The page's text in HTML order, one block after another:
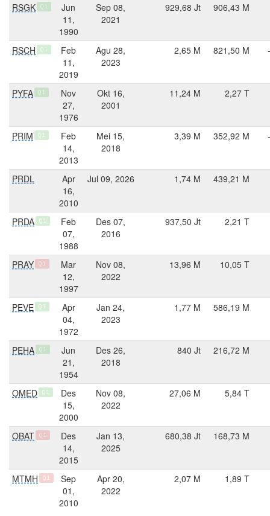
RSGK Q1
Jun
11,
1990
Sep 08,
2021
929,68 Jt 906,43 M
RSCH Q1
Feb
11,
2019
Agu 28,
2023
2,65 M 821,50 M
PYFA Q1
Nov
27,
1976
Okt 16,
2001
11,24 M 2,27 T
PRIM Q1
Feb
14,
2013
Mei 15,
2018
3,39 M 352,92 M
PRDL
Apr
16,
2010
Jul 09, 2026 1,74 M 439,21 M
PRDA Q1
Feb
07,
1988
Des 07,
2016
937,50 Jt 2,21 T
PRAY Q1
Mar
12,
1997
Nov 08,
2022
13,96 M 10,05 T
PEVE Q1
Apr
04,
1972
Jan 24,
2023
1,77 M 586,19 M
PEHA Q1
Jun
21,
1954
Des 26,
2018
840 Jt 216,72 M
OMED Q1
Des
15,
2000
Nov 08,
2022
27,06 M 5,84 T
OBAT Q1
Des
14,
2015
Jan 13,
2025
680,38 Jt 168,73 M
MTMH Q1
Sep
01,
2010
Apr 20,
2022
2,07 M 1,89 T